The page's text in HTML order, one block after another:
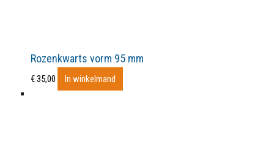
Rozenkwarts vorm 95 mm
€35,00 In winkelmand